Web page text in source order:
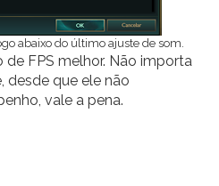
abaixo do último ajuste de som.
FPS melhor. Não importa
desde que ele não
vale a pena.